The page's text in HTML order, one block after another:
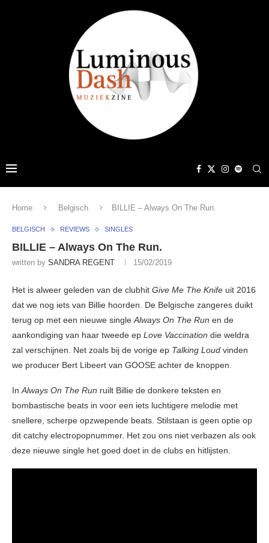
Home Belgisch BILLIE – Always On The Run.
BELGISCH REVIEWS SINGLES
BILLIE – Always On The Run.
written by SANDRA REGENT 15/02/2019
Het is alweer geleden van de clubhit Give Me The Knife uit 2016
dat we nog iets van Billie hoorden. De Belgische zangeres duikt
terug op met een nieuwe singleAlways On The Run en de
aankondiging van haar tweede ep Love Vaccination die weldra
zal verschijnen. Net zoals bij de vorige ep Talking Loud vinden
we producer Bert Libeert van GOOSE achter de knoppen.
InAlways On The Run ruilt Billie de donkere teksten en
bombastische beats in voor een iets luchtigere melodie met
snellere, scherpe opzwepende beats. Stilstaan is geen optie op
dit catchy electropopnummer. Het zou ons niet verbazen als ook
deze nieuwe single het goed doet in de clubs en hitlijsten.